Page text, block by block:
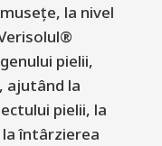
la nivel
pielii,
ajutând la
pielii, la
întârzierea